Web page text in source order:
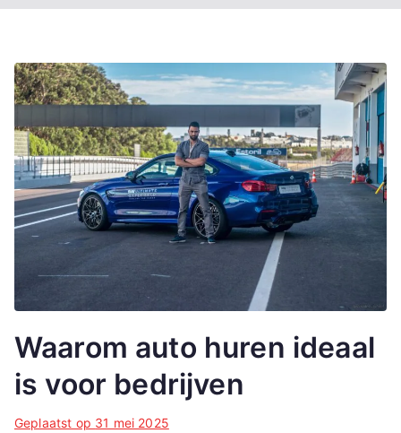
Waarom auto huren ideaal
is voor bedrijven
Geplaatst op 31 mei 2025